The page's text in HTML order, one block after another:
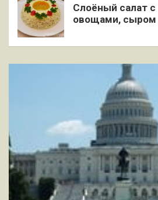
Слоёный салат с
овощами, сыром